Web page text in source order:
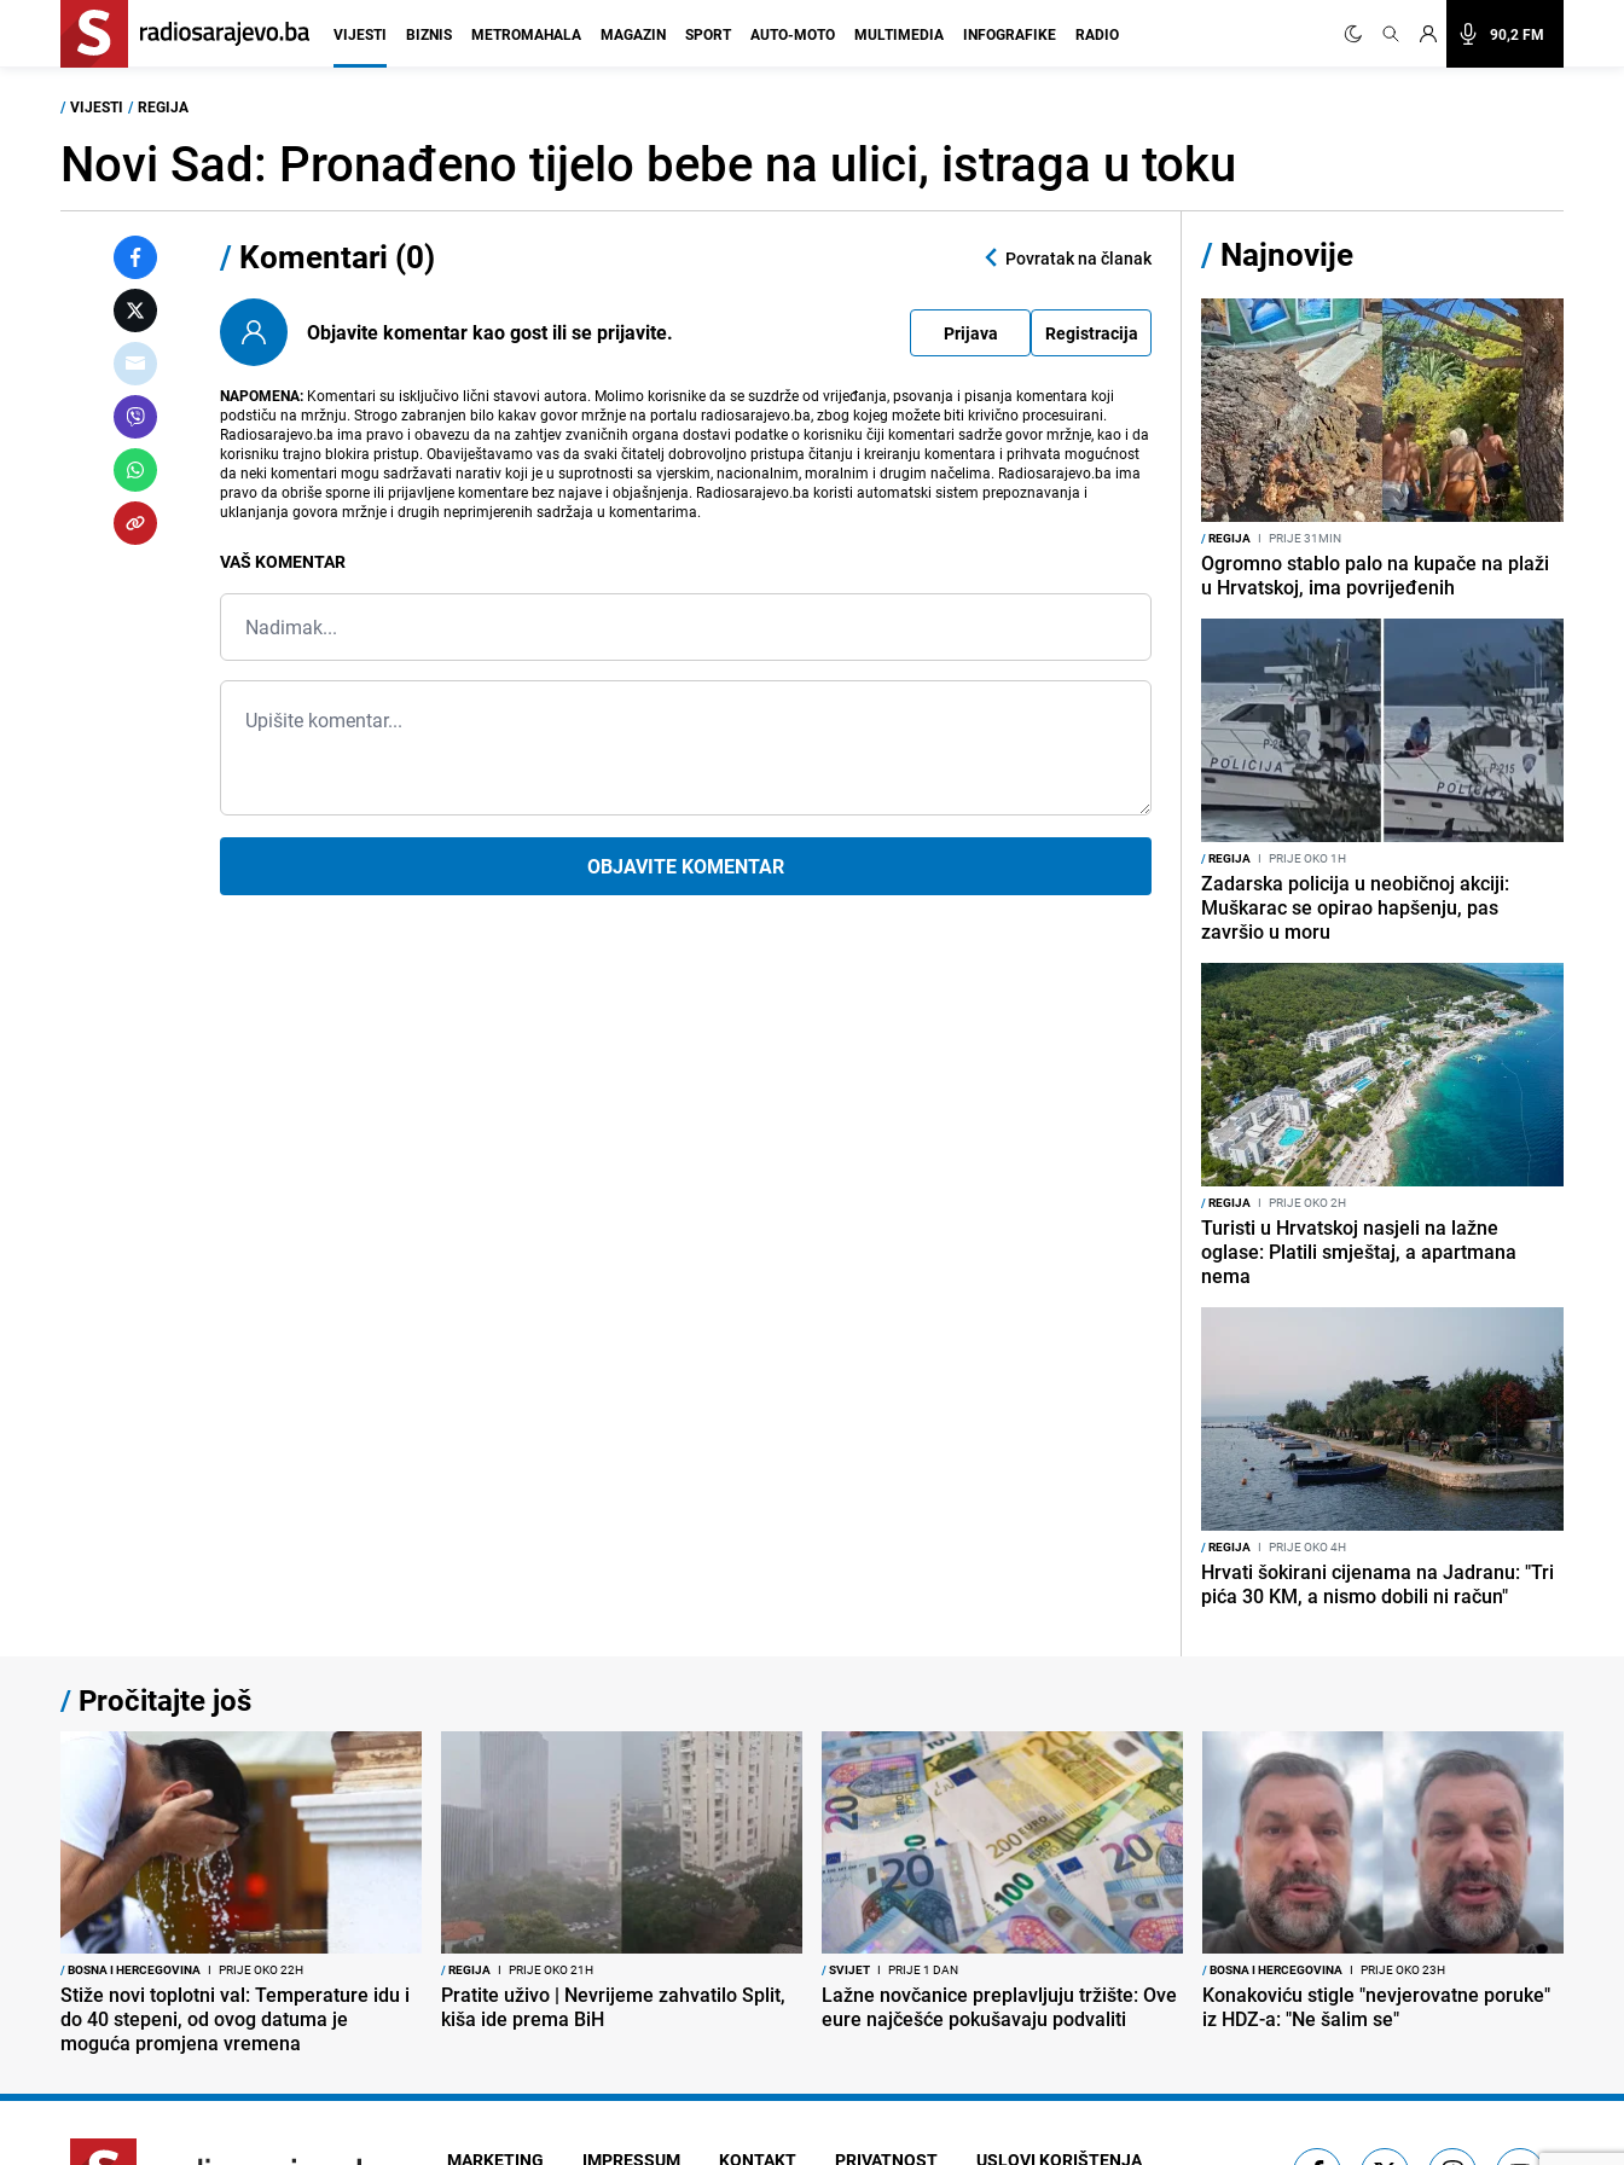
90,2 FM
VIJESTI BIZNIS METROMAHALA MAGAZIN SPORT AUTO-MOTO MULTIMEDIA INFOGRAFIKE RADIO
/ VIJESTI / REGIJA
Novi Sad: Pronađeno tijelo bebe na ulici, istraga u toku
/ Komentari (0) Povratak na članak
Objavite komentar kao gost ili se prijavite. Prijava Registracija
NAPOMENA: Komentari su isključivo lični stavovi autora. Molimo korisnike da se suzdrže od vrijeđanja, psovanja i pisanja komentara koji
podstiču na mržnju. Strogo zabranjen bilo kakav govor mržnje na portalu radiosarajevo.ba, zbog kojeg možete biti krivično procesuirani.
Radiosarajevo.ba ima pravo i obavezu da na zahtjev zvaničnih organa dostavi podatke o korisniku čiji komentari sadrže govor mržnje, kao i da
korisniku trajno blokira pristup. Obaviještavamo vas da svaki čitatelj dobrovoljno pristupa čitanju i kreiranju komentara i prihvata mogućnost
da neki komentari mogu sadržavati narativ koji je u suprotnosti sa vjerskim, nacionalnim, moralnim i drugim načelima. Radiosarajevo.ba ima
pravo da obriše sporne ili prijavljene komentare bez najave i objašnjenja. Radiosarajevo.ba koristi automatski sistem prepoznavanja i
uklanjanja govora mržnje i drugih neprimjerenih sadržaja u komentarima.
VAŠ KOMENTAR
OBJAVITE KOMENTAR
/ Najnovije
/REGIJA I PRIJE 31MIN
Ogromno stablo palo na kupače na plaži
u Hrvatskoj, ima povrijeđenih
/REGIJA I PRIJE OKO 1H
Zadarska policija u neobičnoj akciji:
Muškarac se opirao hapšenju, pas
završio u moru
/REGIJA I PRIJE OKO 2H
Turisti u Hrvatskoj nasjeli na lažne
oglase: Platili smještaj, a apartmana
nema
/REGIJA I PRIJE OKO 4H
Hrvati šokirani cijenama na Jadranu: "Tri
pića 30 KM, a nismo dobili ni račun"
/ Pročitajte još
/BOSNA I HERCEGOVINA I PRIJE OKO 22H
Stiže novi toplotni val: Temperature idu i
do 40 stepeni, od ovog datuma je
moguća promjena vremena
/REGIJA I PRIJE OKO 21H
Pratite uživo | Nevrijeme zahvatilo Split,
kiša ide prema BiH
/SVIJET I PRIJE 1 DAN
Lažne novčanice preplavljuju tržište: Ove
eure najčešće pokušavaju podvaliti
/BOSNA I HERCEGOVINA I PRIJE OKO 23H
Konakoviću stigle "nevjerovatne poruke"
iz HDZ-a: "Ne šalim se"
MARKETING IMPRESSUM KONTAKT PRIVATNOST USLOVI KORIŠTENJA